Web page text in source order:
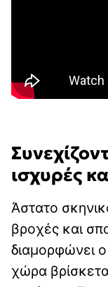
ισχυρές
Άστατο
βροχές και
διαμορφώνει ο
χώρα